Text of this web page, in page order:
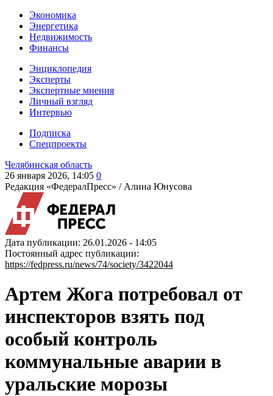
Экономика
Энергетика
Недвижимость
Финансы
Энциклопедия
Эксперты
Экспертные мнения
Личный взгляд
Интервью
Подписка
Спецпроекты
Челябинская область
26 января 2026, 14:05 0
Редакция «ФедералПресс» / Алина Юнусова
Дата публикации: 26.01.2026 - 14:05
Постоянный адрес публикации:
https://fedpress.ru/news/74/society/3422044
Артем Жога потребовал от
инспекторов взять под
особый контроль
коммунальные аварии в
уральские морозы